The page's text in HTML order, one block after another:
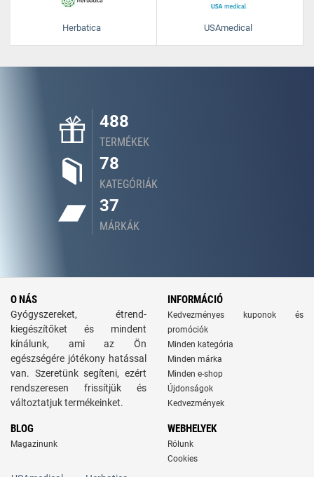
Herbatica USAmedical
488
TERMÉKEK
78
KATEGÓRIÁK
37
MÁRKÁK
O NÁS
Gyógyszereket, étrend-
kiegészítőket és mindent
kínálunk, ami az Ön
egészségére jótékony hatással
van. Szeretünk segíteni, ezért
rendszeresen frissítjük és
változtatjuk termékeinket.
INFORMÁCIÓ
Kedvezményes kuponok és
promóciók
Minden kategória
Minden márka
Minden e-shop
Újdonságok
Kedvezmények
BLOG
Magazinunk
WEBHELYEK
Rólunk
Cookies